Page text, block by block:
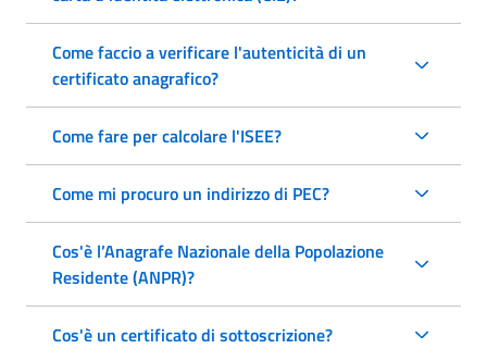
Come faccio a verificare l'autenticità di un
certificato anagrafico?
Come fare per calcolare l'ISEE?
Come mi procuro un indirizzo di PEC?
Cos'è l’Anagrafe Nazionale della Popolazione
Residente (ANPR)?
Cos'è un certificato di sottoscrizione?